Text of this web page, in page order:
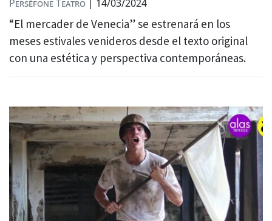
Perséfone Teatro | 14/03/2024
“El mercader de Venecia” se estrenará en los
meses estivales venideros desde el texto original
con una estética y perspectiva contemporáneas.